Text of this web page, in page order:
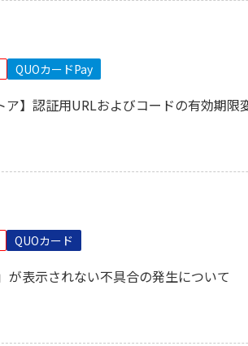
QUOカードPay
ア】認証用URLおよびコードの有効期限
QUOカード
が表示されない不具合の発生について